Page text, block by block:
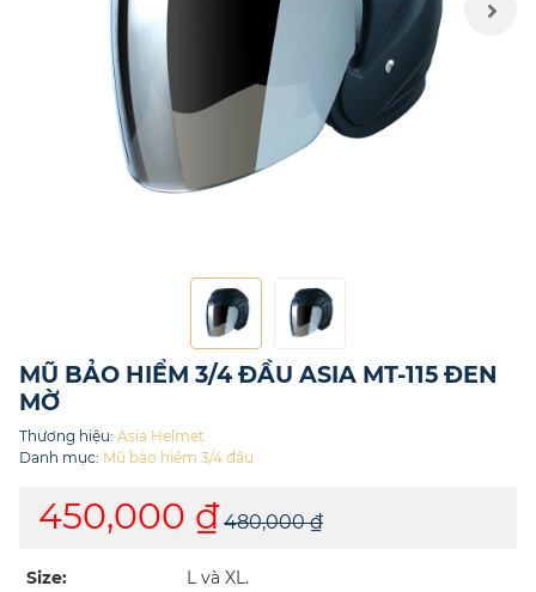
MŨ BẢO HIỂM 3/4 ĐẦU ASIA MT-115 ĐEN
MỜ
Thương hiệu: Asia Helmet
Danh mục: Mũ bảo hiểm 3/4 đầu
450,000 ₫ 480,000 ₫
Size:
L và XL.